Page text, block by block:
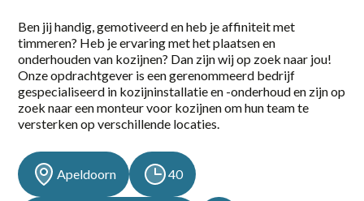
Ben jij handig, gemotiveerd en heb je affiniteit met
timmeren? Heb je ervaring met het plaatsen en
onderhouden van kozijnen? Dan zijn wij op zoek naar jou!
Onze opdrachtgever is een gerenommeerd bedrijf
gespecialiseerd in kozijninstallatie en -onderhoud en zijn op
zoek naar een monteur voor kozijnen om hun team te
versterken op verschillende locaties.
Apeldoorn 40
E-mail
dienstverband